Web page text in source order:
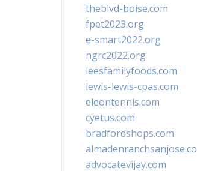
theblvd-boise.com
fpet2023.org
e-smart2022.org
ngrc2022.org
leesfamilyfoods.com
lewis-lewis-cpas.com
eleontennis.com
cyetus.com
bradfordshops.com
advocatevijay.com